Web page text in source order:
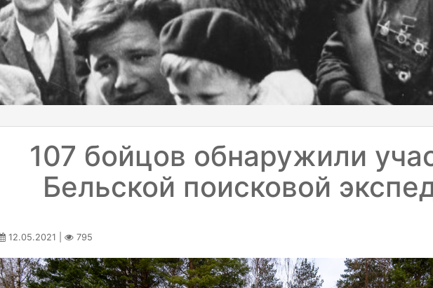
107 бойцов обнаружили
Бельской поисковой
12.05.2021 | 795